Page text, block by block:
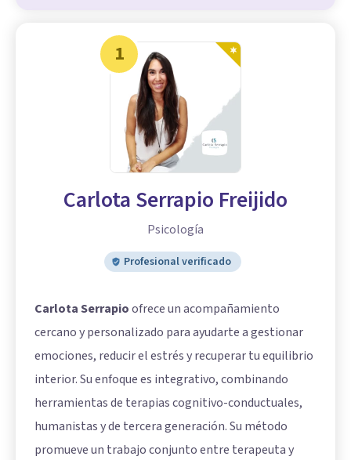
1
Carlota Serrapio Freijido
Psicología
Profesional verificado
Carlota Serrapioofrece un acompañamiento
cercano y personalizado para ayudarte a gestionar
emociones, reducir el estrés y recuperar tu equilibrio
interior. Su enfoque es integrativo, combinando
herramientas de terapias cognitivo-conductuales,
humanistas y de tercera generación. Su método
promueve un trabajo conjunto entre terapeuta y